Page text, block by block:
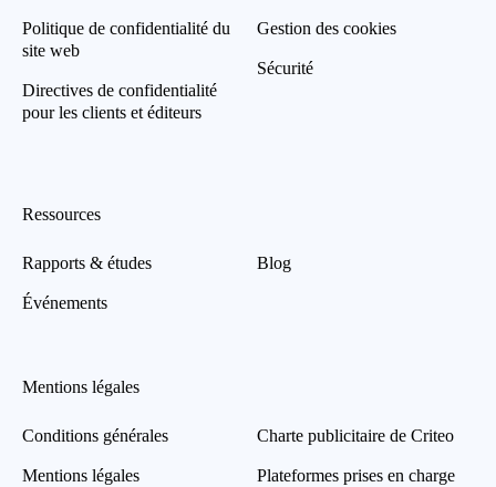
Politique de confidentialité du
site web
Directives de confidentialité
pour les clients et éditeurs
Gestion des cookies
Sécurité
Ressources
Rapports & études
Événements
Blog
Mentions légales
Conditions générales
Mentions légales
Charte publicitaire de Criteo
Plateformes prises en charge